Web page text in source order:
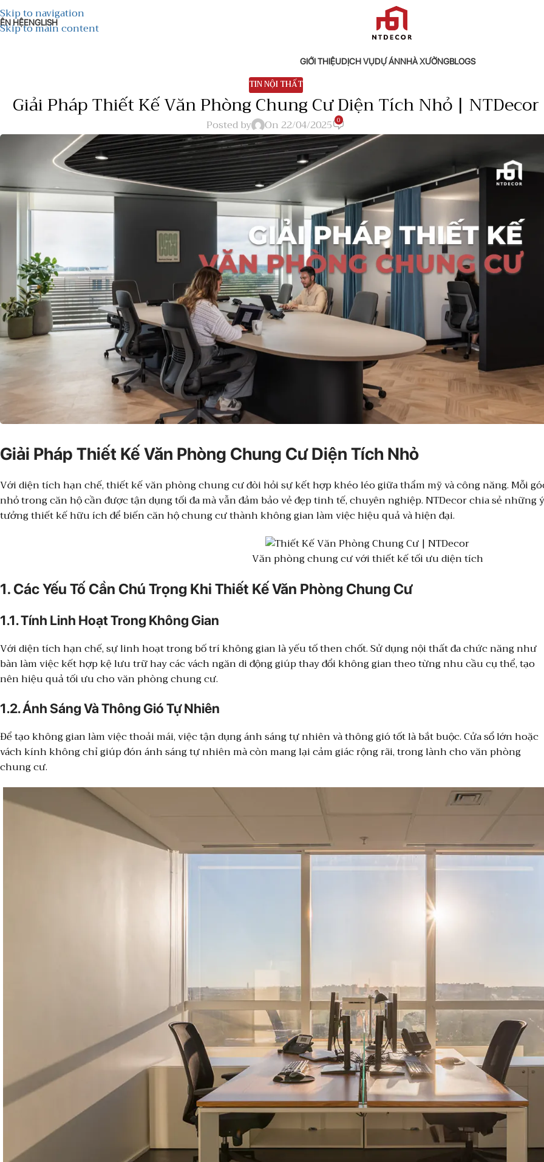
Skip to navigation
Skip to main content
HỆENGLISH
GIỚI THIỆUDỊCH VỤDỰ ÁNNHÀ XƯỞNGBLOGS
TIN NỘI THẤT
Giải Pháp Thiết Kế Văn Phòng Chung Cư Diện Tích Nhỏ | NTDecor
Posted by On 22/04/2025 0
Giải Pháp Thiết Kế Văn Phòng Chung Cư Diện Tích Nhỏ
Với diện tích hạn chế, thiết kế văn phòng chung cư đòi hỏi sự kết hợp khéo léo giữa thẩm mỹ và công năng. Mỗi
nhỏ trong căn hộ cần được tận dụng tối đa mà vẫn đảm bảo vẻ đẹp tinh tế, chuyên nghiệp. NTDecor chia sẻ những ý
tưởng thiết kế hữu ích để biến căn hộ chung cư thành không gian làm việc hiệu quả và hiện đại.
Văn phòng chung cư với thiết kế tối ưu diện tích
1. Các Yếu Tố Cần Chú Trọng Khi Thiết Kế Văn Phòng Chung Cư
1.1. Tính Linh Hoạt Trong Không Gian
Với diện tích hạn chế, sự linh hoạt trong bố trí không gian là yếu tố then chốt. Sử dụng nội thất đa chức năng như
bàn làm việc kết hợp kệ lưu trữ hay các vách ngăn di động giúp thay đổi không gian theo từng nhu cầu cụ thể, tạo
nên hiệu quả tối ưu cho văn phòng chung cư.
1.2. Ánh Sáng Và Thông Gió Tự Nhiên
Để tạo không gian làm việc thoải mái, việc tận dụng ánh sáng tự nhiên và thông gió tốt là bắt buộc. Cửa sổ lớn hoặc
vách kính không chỉ giúp đón ánh sáng tự nhiên mà còn mang lại cảm giác rộng rãi, trong lành cho văn phòng
chung cư.